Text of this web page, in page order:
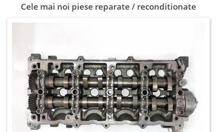
Cele mai noi piese reparate / reconditionate